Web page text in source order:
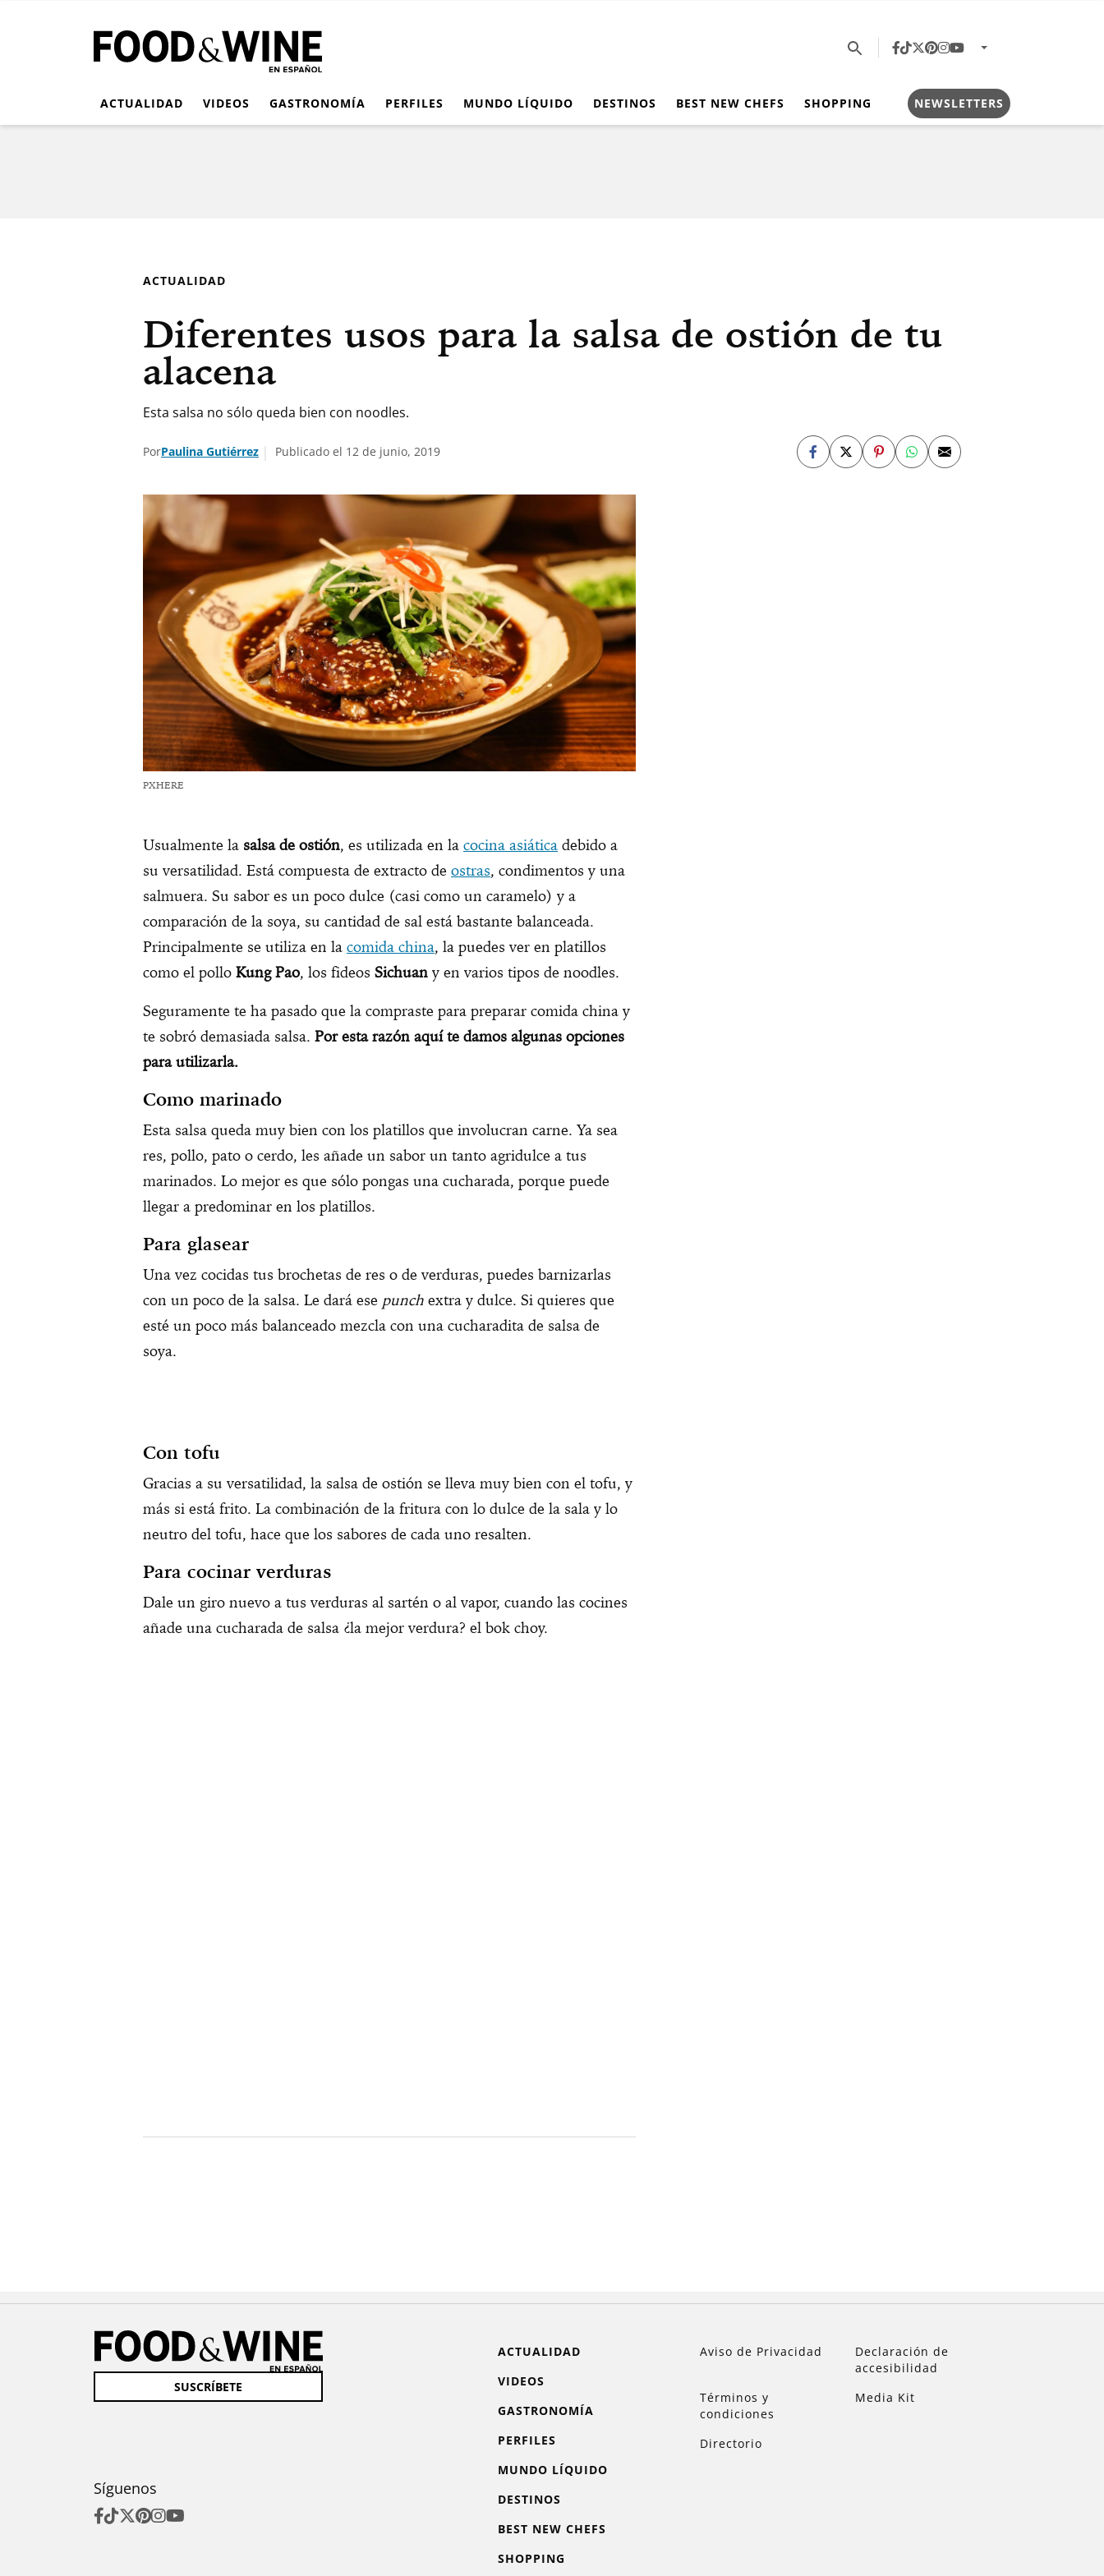
ACTUALIDAD VIDEOS GASTRONOMÍA PERFILES MUNDO LÍQUIDO DESTINOS BEST NEW CHEFS SHOPPING NEWSLETTERS
ACTUALIDAD
Diferentes usos para la salsa de ostión de tu
alacena
Esta salsa no sólo queda bien con noodles.
PorPaulina Gutiérrez Publicado el 12 de junio, 2019
PXHERE
Usualmente la salsa de ostión, es utilizada en la cocina asiática debido a
su versatilidad. Está compuesta de extracto de ostras, condimentos y una
salmuera. Su sabor es un poco dulce (casi como un caramelo) y a
comparación de la soya, su cantidad de sal está bastante balanceada.
Principalmente se utiliza en la comida china, la puedes ver en platillos
como el pollo Kung Pao, los fideos Sichuan y en varios tipos de noodles.
Seguramente te ha pasado que la compraste para preparar comida china y
te sobró demasiada salsa. Por esta razón aquí te damos algunas opciones
para utilizarla.
Como marinado
Esta salsa queda muy bien con los platillos que involucran carne. Ya sea
res, pollo, pato o cerdo, les añade un sabor un tanto agridulce a tus
marinados. Lo mejor es que sólo pongas una cucharada, porque puede
llegar a predominar en los platillos.
Para glasear
Una vez cocidas tus brochetas de res o de verduras, puedes barnizarlas
con un poco de la salsa. Le dará ese punch extra y dulce. Si quieres que
esté un poco más balanceado mezcla con una cucharadita de salsa de
soya.
Con tofu
Gracias a su versatilidad, la salsa de ostión se lleva muy bien con el tofu, y
más si está frito. La combinación de la fritura con lo dulce de la sala y lo
neutro del tofu, hace que los sabores de cada uno resalten.
Para cocinar verduras
Dale un giro nuevo a tus verduras al sartén o al vapor, cuando las cocines
añade una cucharada de salsa ¿la mejor verdura? el bok choy.
SUSCRÍBETE
Síguenos
ACTUALIDAD
VIDEOS
GASTRONOMÍA
PERFILES
MUNDO LÍQUIDO
DESTINOS
BEST NEW CHEFS
SHOPPING
Aviso de Privacidad
Declaración de
accesibilidad
Términos y
condiciones
Media Kit
Directorio